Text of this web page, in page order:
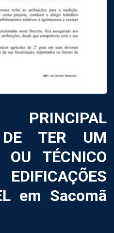
DE TER UM
OU TÉCNICO
em Sacomã